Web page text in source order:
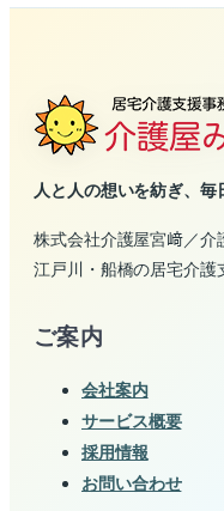
人と人の想いを紡ぎ、毎
株式会社介護屋宮﨑／介
江戸川・船橋の居宅介護
ご案内
会社案内
サービス概要
採用情報
お問い合わせ